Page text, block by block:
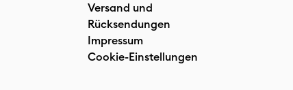
Versand und
Rücksendungen
Impressum
Cookie-Einstellungen